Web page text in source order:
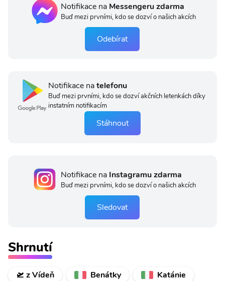
Notifikace na Messengeru zdarma
Buď mezi prvními, kdo se dozví o našich akcích
Odebírat
Notifikace natelefonu
Buď mezi prvními, kdo se dozví akčních letenkách díky
instatním notifikacím
Stáhnout
Notifikace na Instagramu zdarma
Buď mezi prvními, kdo se dozví o našich akcích
Sledovat
Shrnutí
🛫 z Vídeň Benátky
Katánie